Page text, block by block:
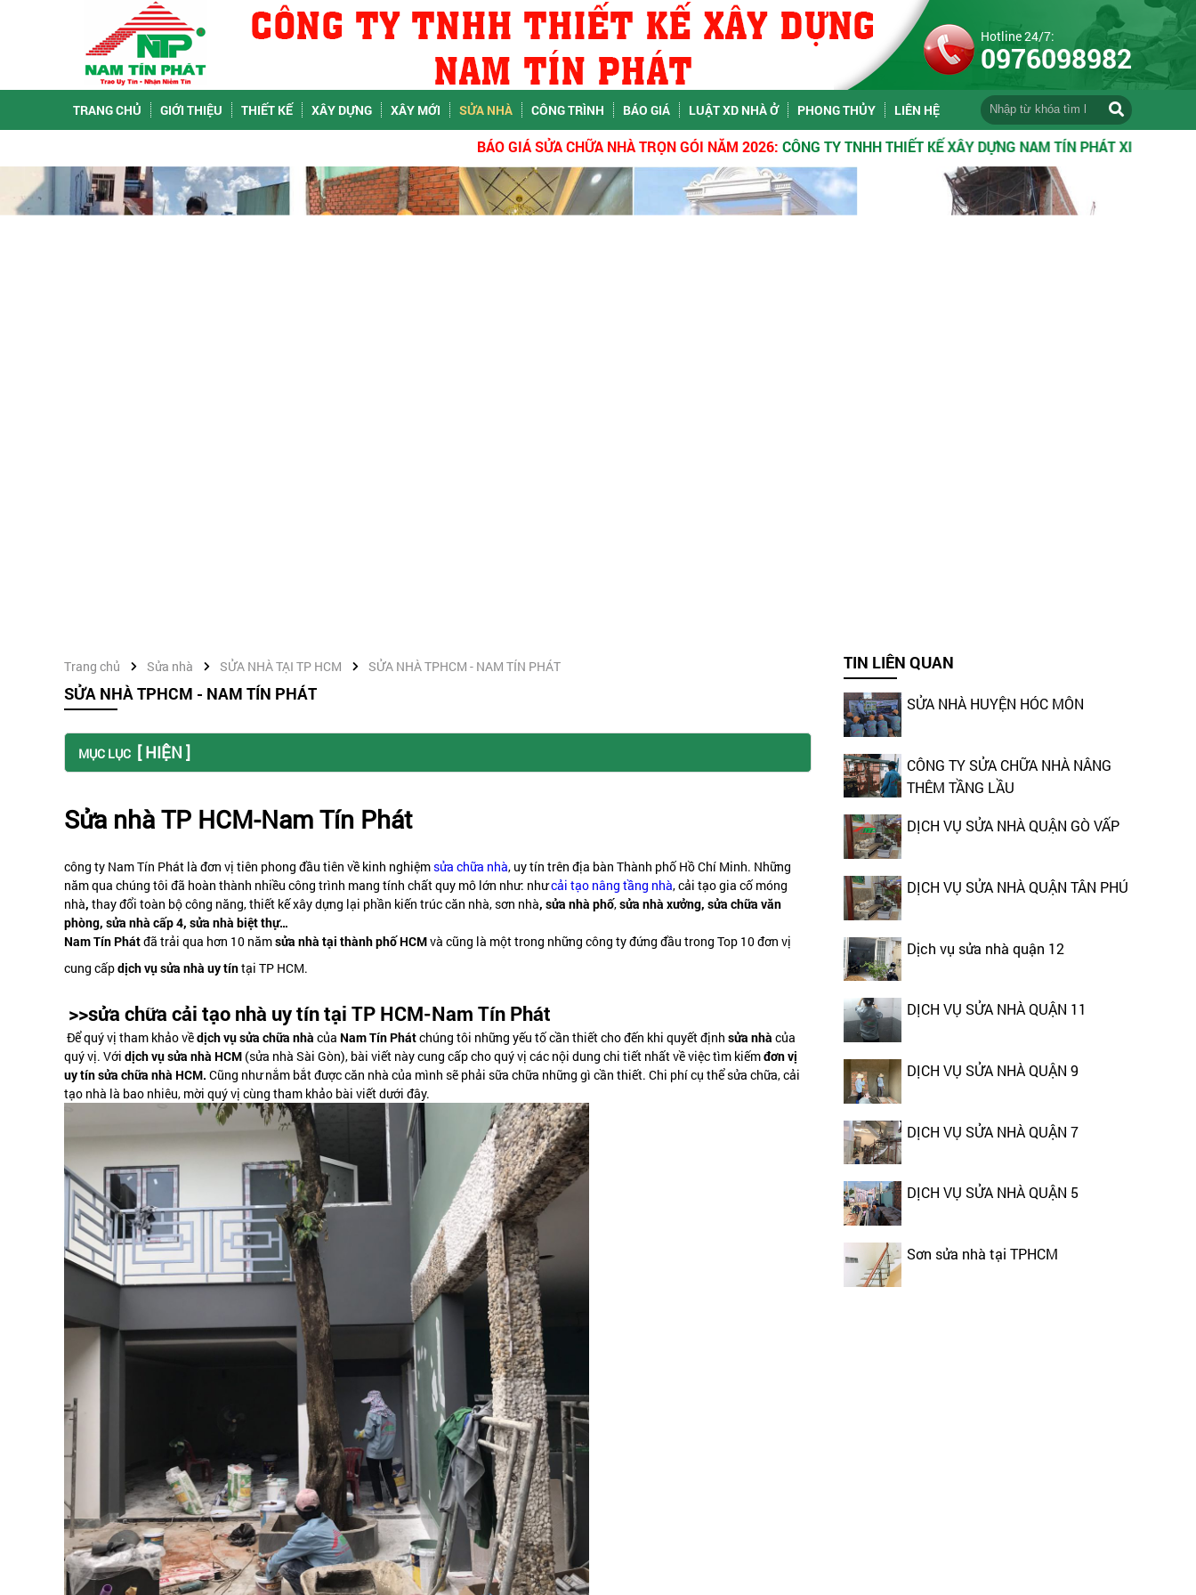
Hotline 24/7:
0976098982
TRANG CHỦ GIỚI THIỆU THIẾT KẾ XÂY DỰNG XÂY MỚI SỬA NHÀ CÔNG TRÌNH BÁO GIÁ LUẬT XD NHÀ Ở PHONG THỦY LIÊN HỆ
BÁO GIÁ SỬA CHỮA NHÀ TRỌN GÓI NĂM 2026:CÔNG TY TNHH THIẾT KẾ XÂY DỰNG NAM TÍN PHÁT XIN KÍNH CHÀO QUÝ
Trang chủ Sửa nhà SỬA NHÀ TẠI TP HCM SỬA NHÀ TPHCM - NAM TÍN PHÁT
SỬA NHÀ TPHCM - NAM TÍN PHÁT
MỤC LỤC [ HIỆN ]
Sửa nhà TP HCM-Nam Tín Phát
công ty Nam Tín Phát là đơn vị tiên phong đầu tiên về kinh nghiệmsửa chữa nhà, uy tín trên địa bàn Thành phố Hồ Chí Minh. Những
năm qua chúng tôi đã hoàn thành nhiều công trình mang tính chất quy mô lớn như: nhưcải tạo nâng tầng nhà, cải tạo gia cố móng
nhà, thay đổi toàn bộ công năng, thiết kế xây dựng lại phần kiến trúc căn nhà, sơn nhà, sửa nhà phố,sửa nhà xưởng, sửa chữa văn
phòng, sửa nhà cấp 4, sửa nhà biệt thự…
Nam Tín Phátđã trải qua hơn 10 nămsửa nhà tại thành phố HCMvà cũng là một trong những công ty đứng đầu trong Top 10 đơn vị
cung cấpdịch vụ sửa nhà uy tíntại TP HCM.
>>sửa chữa cải tạo nhà uy tín tại TP HCM-Nam Tín Phát
Để quý vị tham khảo vềdịch vụ sửa chữa nhà của Nam Tín Phátchúng tôi những yếu tố cần thiết cho đến khi quyết định sửa nhà của
quý vị. Với dịch vụ sửa nhà HCM (sửa nhà Sài Gòn), bài viết này cung cấp cho quý vị các nội dung chi tiết nhất về việc tìm kiếmđơn vị
uy tín sửa chữa nhà HCM. Cũng như nắm bắt được căn nhà của mình sẽ phải sữa chữa những gì cần thiết. Chi phí cụ thể sửa chữa, cải
tạo nhà là bao nhiêu, mời quý vị cùng tham khảo bài viết dưới đây.
TIN LIÊN QUAN
SỬA NHÀ HUYỆN HÓC MÔN
CÔNG TY SỬA CHỮA NHÀ NÂNG
THÊM TẦNG LẦU
DỊCH VỤ SỬA NHÀ QUẬN GÒ VẤP
DỊCH VỤ SỬA NHÀ QUẬN TÂN PHÚ
Dịch vụ sửa nhà quận 12
DỊCH VỤ SỬA NHÀ QUẬN 11
DỊCH VỤ SỬA NHÀ QUẬN 9
DỊCH VỤ SỬA NHÀ QUẬN 7
DỊCH VỤ SỬA NHÀ QUẬN 5
Sơn sửa nhà tại TPHCM